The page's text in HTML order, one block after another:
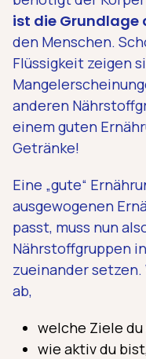
ist die Grundlage
den Menschen.
Flüssigkeit zeigen
anderen
einem guten
Getränke!
Eine „gute“
ausgewogenen
passt, muss nun
Nährstoffgruppen
zueinander setzen.
ab,
welche Ziele
wie aktiv du